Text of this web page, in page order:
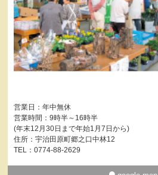
営業日：年中無休
営業時間：9時半～16時半
(年末12月30日まで年始1月7日から)
住所：宇治田原町郷之口中林12
TEL：0774-88-2629